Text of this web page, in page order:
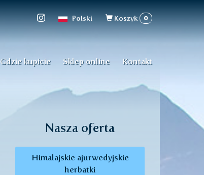
Polski
Formularz
Koszyk 0
Gdzie kupicie Sklep online Kontakt
Nasza oferta
Himalajskie ajurwedyjskie
herbatki